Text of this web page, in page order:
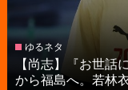
ゆるネタ
【尚志】『お世話
から福島へ。若林